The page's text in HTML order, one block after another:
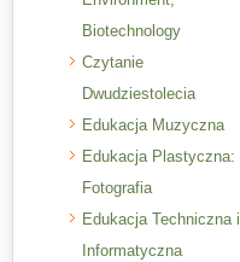
Biotechnology
Czytanie
Dwudziestolecia
Edukacja Muzyczna
Edukacja Plastyczna:
Fotografia
Edukacja Techniczna i
Informatyczna